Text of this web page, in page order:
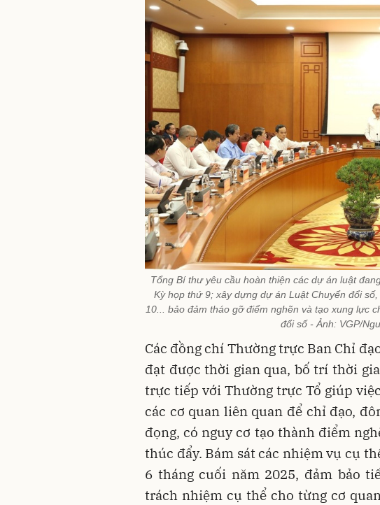
Tổng Bí thư yêu cầu hoàn thiện các dự án luật
Kỳ họp thứ 9; xây dựng dự án Luật Chuyển đổi
10... bảo đảm tháo gỡ điểm nghẽn và tạo xung lực
đổi số - Ảnh: VGP/
Các đồng chí Thường trực Ban Chỉ
đạt được thời gian qua, bố trí thời
trực tiếp với Thường trực Tổ giúp
các cơ quan liên quan để chỉ đạo,
đọng, có nguy cơ tạo thành điểm
thúc đẩy. Bám sát các nhiệm vụ cụ
6 tháng cuối năm 2025, đảm bảo
trách nhiệm cụ thể cho từng cơ